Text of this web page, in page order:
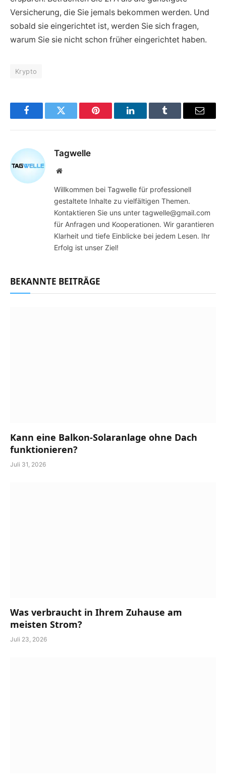
Versicherung, die Sie jemals bekommen werden. Und
sobald sie eingerichtet ist, werden Sie sich fragen,
warum Sie sie nicht schon früher eingerichtet haben.
Krypto
FacebookTwitter Pinterest LinkedInTumblr Email
Tagwelle
Website
Willkommen bei Tagwelle für professionell
gestaltete Inhalte zu vielfältigen Themen.
Kontaktieren Sie uns unter tagwelle@gmail.com
für Anfragen und Kooperationen. Wir garantieren
Klarheit und tiefe Einblicke bei jedem Lesen. Ihr
Erfolg ist unser Ziel!
BEKANNTE BEITRÄGE
Kann eine Balkon-Solaranlage ohne Dach
funktionieren?
Juli 31, 2026
Was verbraucht in Ihrem Zuhause am
meisten Strom?
Juli 23, 2026